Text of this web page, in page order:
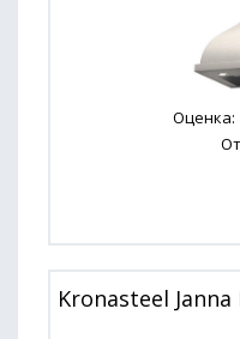
Оценка:
Kronasteel